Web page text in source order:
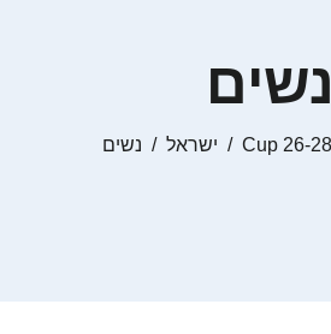
נשים
ישראל נשים